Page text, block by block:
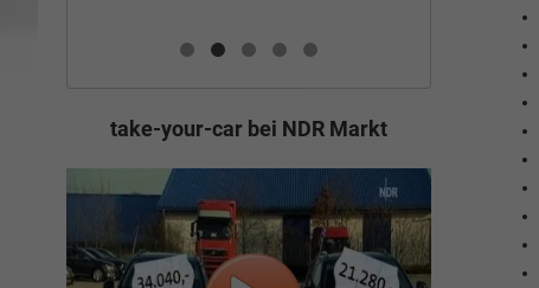
take-your-car bei NDR Markt